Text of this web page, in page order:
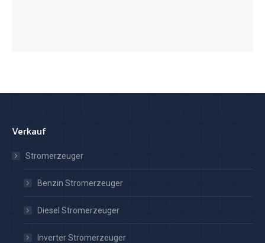
Verkauf
Stromerzeuger
Benzin Stromerzeuger
Diesel Stromerzeuger
Inverter Stromerzeuger